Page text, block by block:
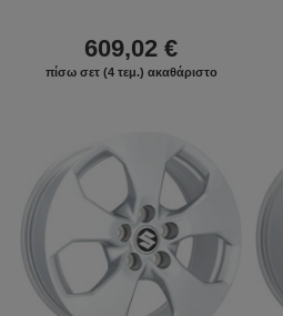
609,02 €
πίσω σετ (4 τεμ.) ακαθάριστο